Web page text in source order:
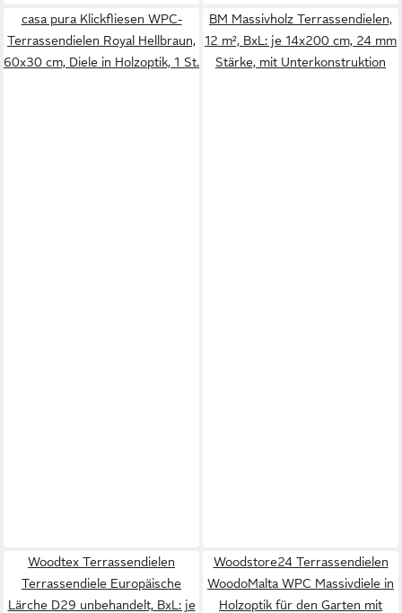
casa pura Klickfliesen WPC-
Terrassendielen Royal Hellbraun,
60x30 cm, Diele in Holzoptik, 1 St.
BM Massivholz Terrassendielen,
12 m², BxL: je 14x200 cm, 24 mm
Stärke, mit Unterkonstruktion
Woodtex Terrassendielen
Terrassendiele Europäische
Lärche D29 unbehandelt, BxL: je
Woodstore24 Terrassendielen
WoodoMalta WPC Massivdiele in
Holzoptik für den Garten mit